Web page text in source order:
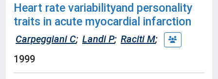
Heart rate variabilityand personality
traits in acute myocardial infarction
Carpeggiani C; Landi P; Raciti M;
1999